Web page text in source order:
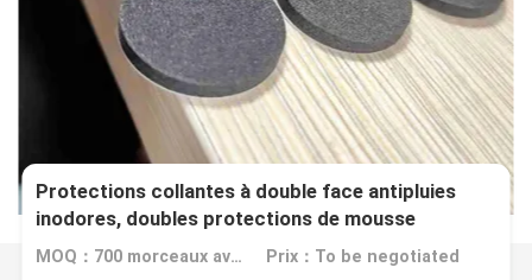
Protections collantes à double face antipluies
inodores, doubles protections de mousse
imperméables de bâtonMOQ：700 morceaux avec les mêmes spécifications Prix：To be negotiated